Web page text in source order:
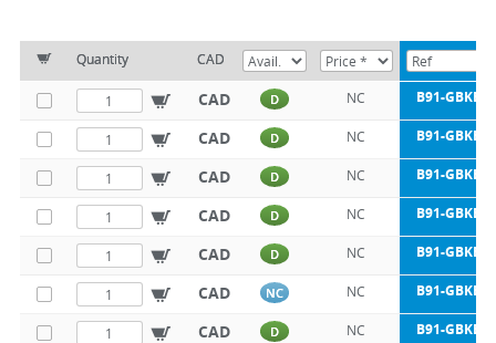
Quantity CAD
CAD D NC B91-
CAD D NC B91-
CAD D NC B91-
CAD D NC B91-
CAD D NC B91-
CAD NC NC B91-
CAD D NC B91-